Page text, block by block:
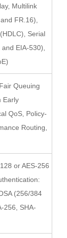
Multilink
FR.16),
Serial
EIA-530),
Queuing
Early
QoS, Policy-
Routing,
or AES-256
(256/384
256, SHA-